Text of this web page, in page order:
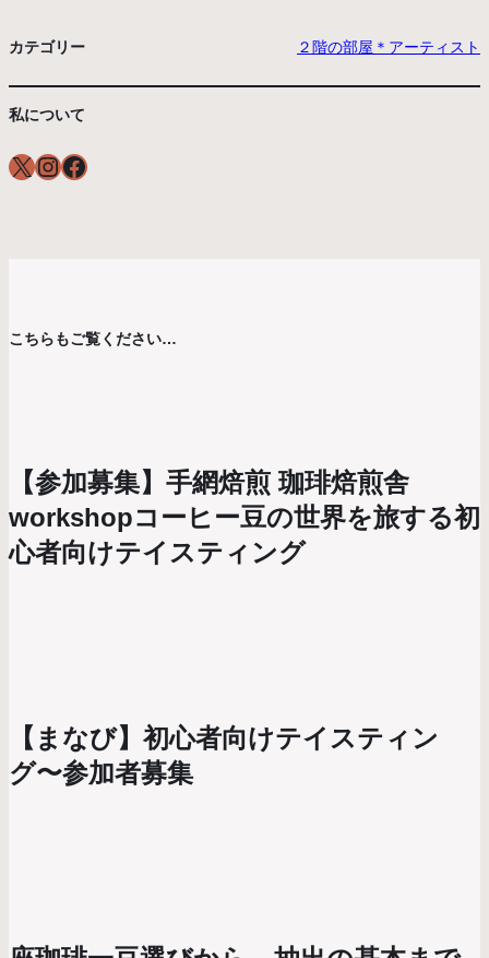
カテゴリー ２階の部屋＊アーティスト
私について
X InstagramFacebook
こちらもご覧ください…
【参加募集】手網焙煎 珈琲焙煎舎
workshopコーヒー豆の世界を旅する初
心者向けテイスティング
【まなび】初心者向けテイスティン
グ〜参加者募集